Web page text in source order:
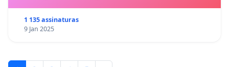
1 135 assinaturas
9 Jan 2025